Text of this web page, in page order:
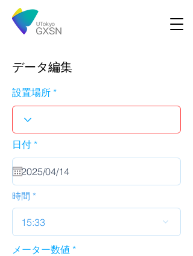
データ編集
設置場所
日付 *r
u
i
d
時間
15:33
メーター数値